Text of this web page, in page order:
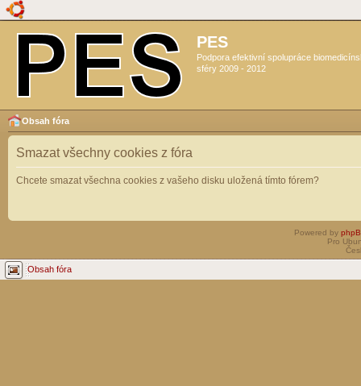
PES
Podpora efektivní spolupráce
sféry 2009 - 2012
Obsah fóra
Smazat všechny cookies z fóra
Chcete smazat všechna cookies z vašeho disku uložená tímto fórem?
Powered by
Pro
Obsah fóra